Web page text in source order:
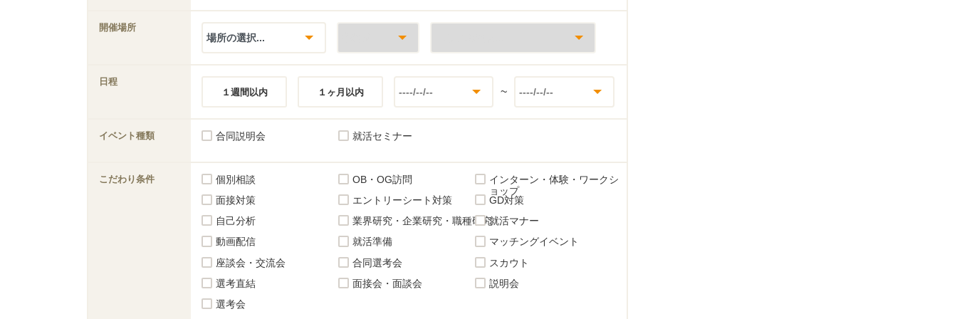
開催場所
日程
１週間以内
１ヶ月以内 ~
イベント種類 合同説明会 就活セミナー
こだわり条件 個別相談 OB・OG訪問
インターン・体験・ワークシ
ョップ
面接対策
エントリーシート対策
GD対策
自己分析
業界研究・企業研究・職種研究就活マナー
動画配信
就活準備
マッチングイベント
座談会・交流会
合同選考会
スカウト
選考直結
面接会・面談会
説明会
選考会